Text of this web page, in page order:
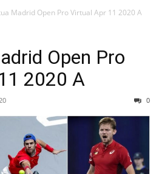
Madrid Open Pro Virtual Apr 11 2020 A
Open Pro
2020 A
0